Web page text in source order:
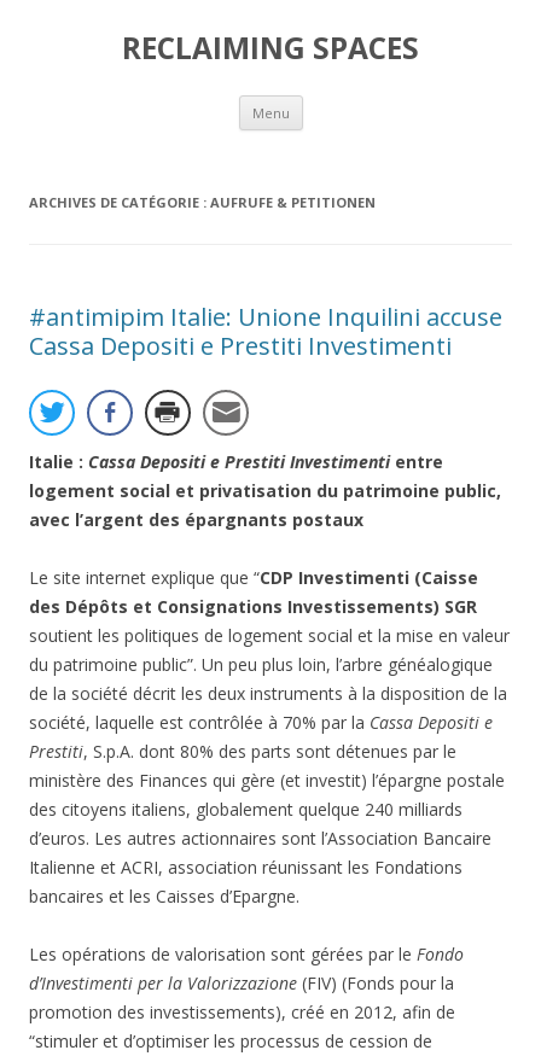
RECLAIMING SPACES
Menu Aller
contenu
ARCHIVES DE CATÉGORIE : AUFRUFE & PETITIONEN
#antimipim Italie: Unione Inquilini accuse
Cassa Depositi e Prestiti Investimenti
Italie : Cassa Depositi e Prestiti Investimenti entre
logement social et privatisation du patrimoine public,
avec l’argent des épargnants postaux
Le site internet explique que “CDP Investimenti (Caisse
des Dépôts et Consignations Investissements) SGR
soutient les politiques de logement social et la mise en valeur
du patrimoine public”. Un peu plus loin, l’arbre généalogique
de la société décrit les deux instruments à la disposition de la
société, laquelle est contrôlée à 70% par la Cassa Depositi e
Prestiti, S.p.A. dont 80% des parts sont détenues par le
ministère des Finances qui gère (et investit) l’épargne postale
des citoyens italiens, globalement quelque 240 milliards
d’euros. Les autres actionnaires sont l’Association Bancaire
Italienne et ACRI, association réunissant les Fondations
bancaires et les Caisses d’Epargne.
Les opérations de valorisation sont gérées par le Fondo
d’Investimenti per la Valorizzazione (FIV) (Fonds pour la
promotion des investissements), créé en 2012, afin de
“stimuler et d’optimiser les processus de cession de